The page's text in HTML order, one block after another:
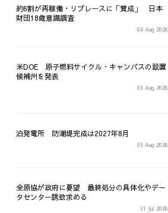
約6割が再稼働・リプレースに「賛成」 日本
財団18歳意識調査
04 Aug 2026
米DOE 原子燃料サイクル・キャンパスの設置
候補州を発表
03 Aug 2026
泊発電所 防潮堤完成は2027年8月
03 Aug 2026
全原協が政府に要望 最終処分の具体化やデー
タセンター誘致求める
31 Jul 2026